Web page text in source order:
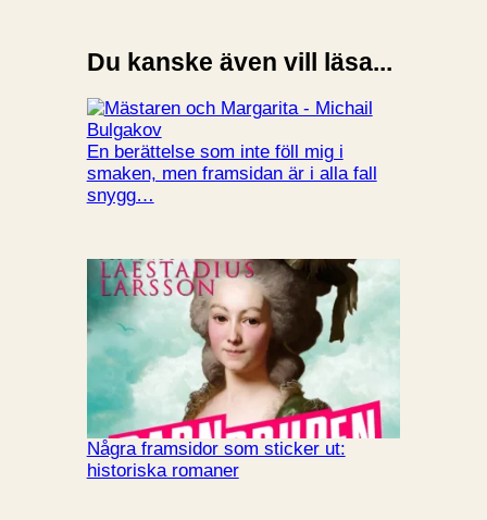
Du kanske även vill läsa...
En berättelse som inte föll mig i
smaken, men framsidan är i alla fall
snygg…
Några framsidor som sticker ut:
historiska romaner